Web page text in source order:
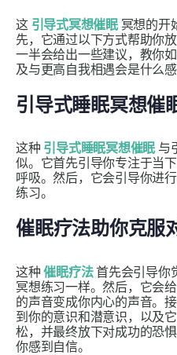
这 引导式冥想催眠冥想的开
先，它通过以下方式帮助你
一半会给出一些建议，教你
及与更高自我相遇会是什么感
引导式睡眠冥想催
这种 引导式睡眠冥想催眠 与
似。它首先引导你专注于当
呼吸。然后，它会引导你进
练习。
催眠疗法助你克服
这种催眠疗法首先会引导你
冥想练习一样。然后，它会
的声音变成你内心的声音。
到你的意识和潜意识，以及
松，并最终放下对成功的恐
你感到自信。